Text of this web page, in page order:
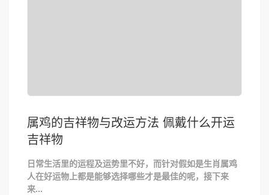
属鸡的吉祥物与改运方法 佩戴什么开运
吉祥物
日常生活里的运程及运势里不好，而针对假如是生肖属鸡
人在好运物上都是能够选择哪些才是最佳的呢，接下来
来...